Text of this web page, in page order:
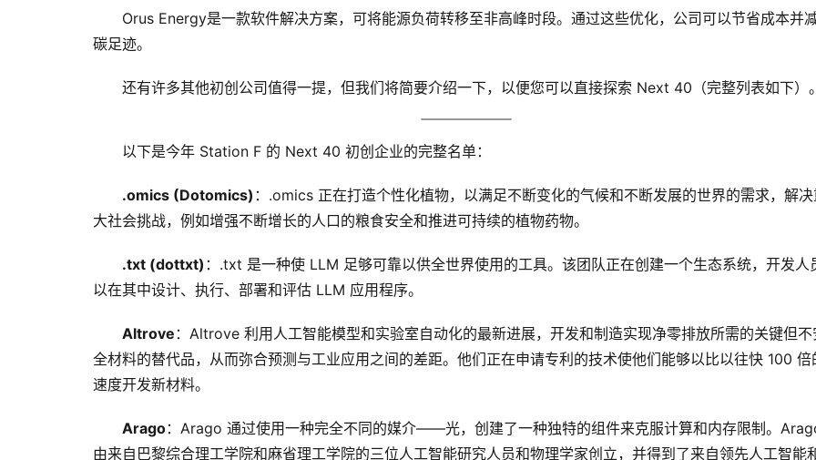
Orus Energy是一款软件解决方案，可将能源负荷转移至非高峰时段。通过这些优化，公司可以节省成本并
碳足迹。
还有许多其他初创公司值得一提，但我们将简要介绍一下，以便您可以直接探索 Next 40（完整列表如下）。
以下是今年 Station F 的 Next 40 初创企业的完整名单：
.omics (Dotomics) ：.omics 正在打造个性化植物，以满足不断变化的气候和不断发展的世界的需求，解
大社会挑战，例如增强不断增长的人口的粮食安全和推进可持续的植物药物。
.txt (dottxt) ：.txt 是一种使 LLM 足够可靠以供全世界使用的工具。该团队正在创建一个生态系统，开发人
以在其中设计、执行、部署和评估 LLM 应用程序。
Altrove ：Altrove 利用人工智能模型和实验室自动化的最新进展，开发和制造实现净零排放所需的关键但不
全材料的替代品，从而弥合预测与工业应用之间的差距。他们正在申请专利的技术使他们能够以比以往快 100 倍
速度开发新材料。
Arago：Arago 通过使用一种完全不同的媒介——光，创建了一种独特的组件来克服计算和内存限制。
由来自巴黎综合理工学院和麻省理工学院的三位人工智能研究人员和物理学家创立，并得到了来自领先人工智能